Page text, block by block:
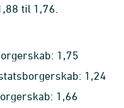
til 1,76.
1,75
1,24
1,66